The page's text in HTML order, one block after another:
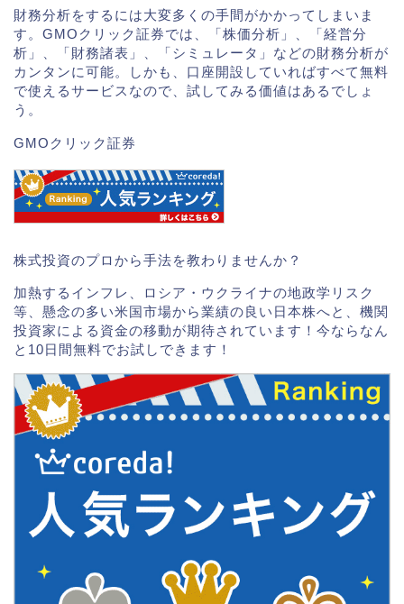
財務分析をするには大変多くの手間がかかってしまいま
す。GMOクリック証券では、「株価分析」、「経営分
析」、「財務諸表」、「シミュレータ」などの財務分析が
カンタンに可能。しかも、口座開設していればすべて無料
で使えるサービスなので、試してみる価値はあるでしょ
う。
GMOクリック証券
株式投資のプロから手法を教わりませんか？
加熱するインフレ、ロシア・ウクライナの地政学リスク
等、懸念の多い米国市場から業績の良い日本株へと、機関
投資家による資金の移動が期待されています！今ならなん
と10日間無料でお試しできます！